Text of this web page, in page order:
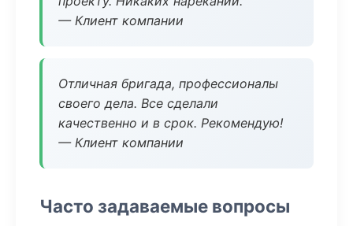
— Клиент компании
Отличная бригада, профессионалы
своего дела. Все сделали
качественно и в срок. Рекомендую!
— Клиент компании
Часто задаваемые вопросы